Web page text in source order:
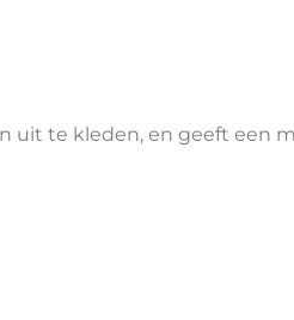
uit te kleden, en geeft een